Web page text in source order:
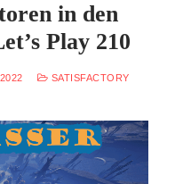
in den
Play 210
SATISFACTORY